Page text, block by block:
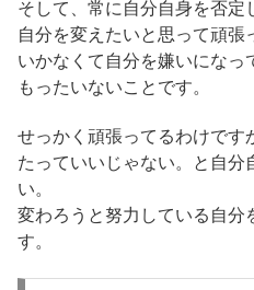
そして、常に自分自身を否定
自分を変えたいと思って頑張
いかなくて自分を嫌いになっ
もったいないことです。
せっかく頑張ってるわけです
たっていいじゃない。と自分
い。
変わろうと努力している自分
す。